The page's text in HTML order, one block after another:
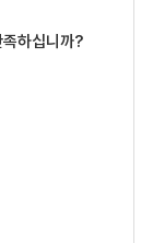
하십니까?